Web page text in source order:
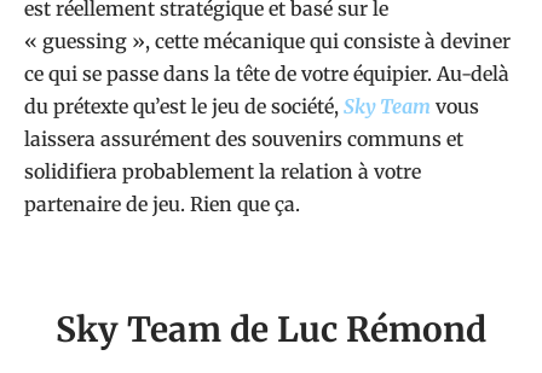
est réellement stratégique et basé sur le
« guessing », cette mécanique qui consiste à deviner
ce qui se passe dans la tête de votre équipier. Au-delà
du prétexte qu’est le jeu de société, Sky Team vous
laissera assurément des souvenirs communs et
solidifiera probablement la relation à votre
partenaire de jeu. Rien que ça.
Sky Team de Luc Rémond